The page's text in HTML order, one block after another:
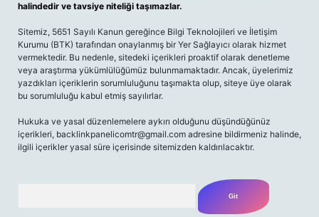
halindedir ve tavsiye niteliği taşımazlar.
Sitemiz, 5651 Sayılı Kanun gereğince Bilgi Teknolojileri ve İletişim
Kurumu (BTK) tarafından onaylanmış bir Yer Sağlayıcı olarak hizmet
vermektedir. Bu nedenle, sitedeki içerikleri proaktif olarak denetleme
veya araştırma yükümlülüğümüz bulunmamaktadır. Ancak, üyelerimiz
yazdıkları içeriklerin sorumluluğunu taşımakta olup, siteye üye olarak
bu sorumluluğu kabul etmiş sayılırlar.
Hukuka ve yasal düzenlemelere aykırı olduğunu düşündüğünüz
içerikleri, backlinkpanelicomtr@gmail.com adresine bildirmeniz halinde,
ilgili içerikler yasal süre içerisinde sitemizden kaldırılacaktır.